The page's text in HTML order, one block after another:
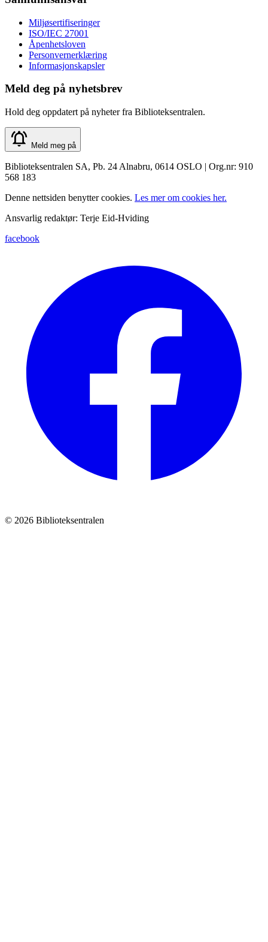
Miljøsertifiseringer
ISO/IEC 27001
Åpenhetsloven
Personvernerklæring
Informasjonskapsler
Meld deg på nyhetsbrev
Hold deg oppdatert på nyheter fra Biblioteksentralen.
Meld meg på
Biblioteksentralen SA, Pb. 24 Alnabru, 0614 OSLO | Org.nr: 910
568 183
Denne nettsiden benytter cookies. Les mer om cookies her.
Ansvarlig redaktør: Terje Eid-Hviding
facebook
© 2026 Biblioteksentralen